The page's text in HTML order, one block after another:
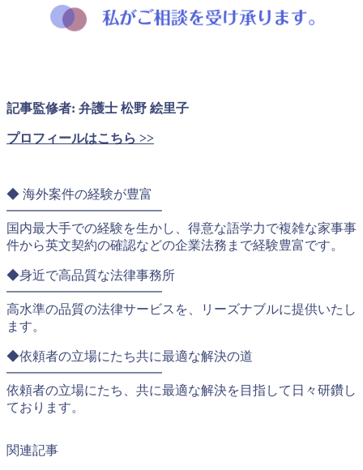
記事監修者: 弁護士 松野 絵里子
プロフィールはこちら >>
◆ 海外案件の経験が豊富
━━━━━━━━━━━━
国内最大手での経験を生かし、得意な語学力で複雑な家事事
件から英文契約の確認などの企業法務まで経験豊富です。
◆身近で高品質な法律事務所
━━━━━━━━━━━━
高水準の品質の法律サービスを、リーズナブルに提供いたし
ます。
◆依頼者の立場にたち共に最適な解決の道
━━━━━━━━━━━━
依頼者の立場にたち、共に最適な解決を目指して日々研鑽し
ております。
関連記事